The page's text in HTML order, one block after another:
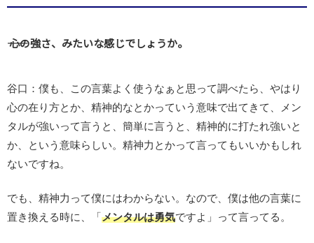
―― 心の強さ、みたいな感じでしょうか。
谷口：僕も、この言葉よく使うなぁと思って調べたら、やはり
心の在り方とか、精神的なとかっていう意味で出てきて、メン
タルが強いって言うと、簡単に言うと、精神的に打たれ強いと
か、という意味らしい。精神力とかって言ってもいいかもしれ
ないですね。
でも、精神力って僕にはわからない。なので、僕は他の言葉に
置き換える時に、「メンタルは勇気ですよ」って言ってる。